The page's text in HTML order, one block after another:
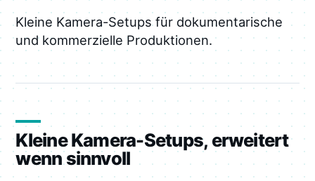
Kleine Kamera-Setups für dokumentarische
und kommerzielle Produktionen.
Kleine Kamera-Setups, erweitert
wenn sinnvoll